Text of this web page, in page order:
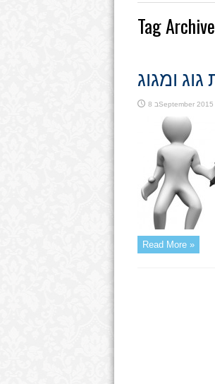
Tag
ומגוג
8 בSeptember 2015
Read More »